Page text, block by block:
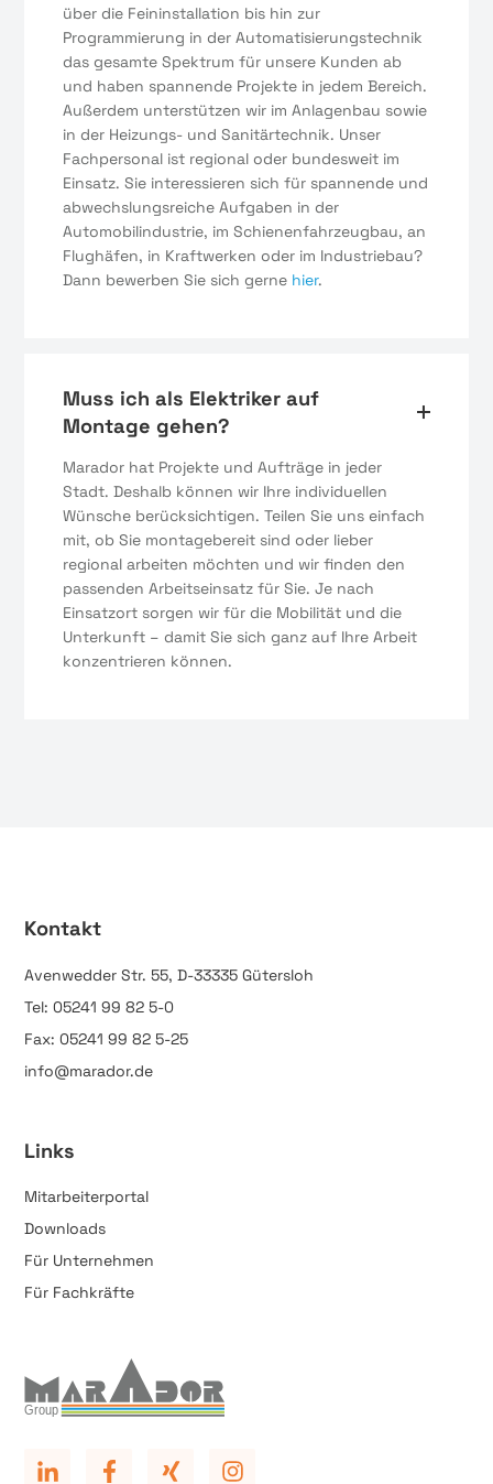
über die Feininstallation bis hin zur
Programmierung in der Automatisierungstechnik
das gesamte Spektrum für unsere Kunden ab
und haben spannende Projekte in jedem Bereich.
Außerdem unterstützen wir im Anlagenbau sowie
in der Heizungs- und Sanitärtechnik. Unser
Fachpersonal ist regional oder bundesweit im
Einsatz. Sie interessieren sich für spannende und
abwechslungsreiche Aufgaben in der
Automobilindustrie, im Schienenfahrzeugbau, an
Flughäfen, in Kraftwerken oder im Industriebau?
Dann bewerben Sie sich gerne hier.
Muss ich als Elektriker auf
Montage gehen?
Marador hat Projekte und Aufträge in jeder
Stadt. Deshalb können wir Ihre individuellen
Wünsche berücksichtigen. Teilen Sie uns einfach
mit, ob Sie montagebereit sind oder lieber
regional arbeiten möchten und wir finden den
passenden Arbeitseinsatz für Sie. Je nach
Einsatzort sorgen wir für die Mobilität und die
Unterkunft – damit Sie sich ganz auf Ihre Arbeit
konzentrieren können.
Kontakt
Avenwedder Str. 55, D-33335 Gütersloh
Tel: 05241 99 82 5-0
Fax: 05241 99 82 5-25
info@marador.de
Links
Mitarbeiterportal
Downloads
Für Unternehmen
Für Fachkräfte